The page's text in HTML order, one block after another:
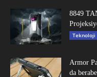
8849
Teknoloji
Armor
da